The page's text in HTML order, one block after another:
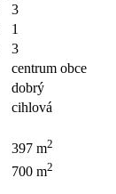
3
1
3
centrum obce
dobrý
cihlová
397 m2
700 m2